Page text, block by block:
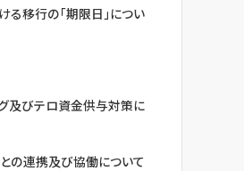
移行の「期限日」につい
及びテロ資金供与対策に
の連携及び協働について